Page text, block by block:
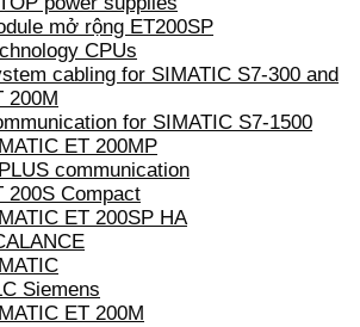
mở rộng ET200SP
CPUs
cabling for SIMATIC S7-300 and
200M
for SIMATIC S7-1500
ET 200MP
communication
200S Compact
ET 200SP HA
Siemens
ET 200M